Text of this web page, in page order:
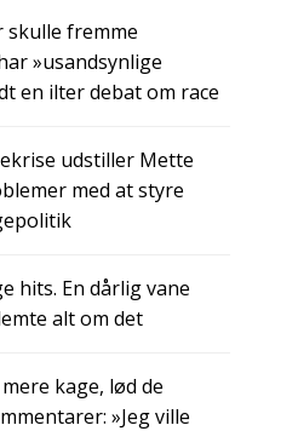
fremme
»usandsynlige
en ilter debat om race
udstiller Mette
med at styre
hits. En dårlig vane
alt om det
kage, lød de
»Jeg ville